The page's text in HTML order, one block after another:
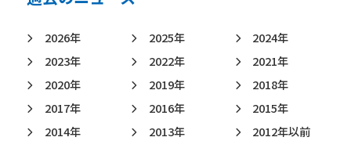
2026年 2025年
2024年
2023年
2022年
2021年
2020年
2019年
2018年
2017年
2016年
2015年
2014年
2013年 2012年以前